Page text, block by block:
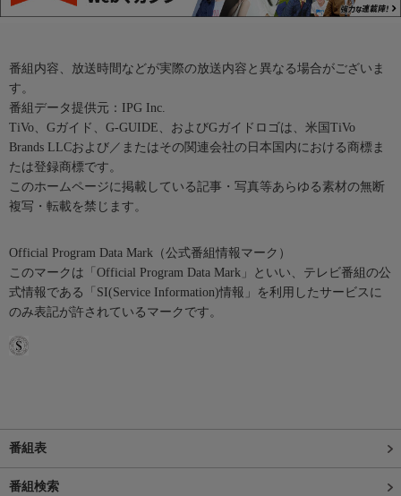
番組内容、放送時間などが実際の放送内容と異なる場合がございま
す。
番組データ提供元：IPG Inc.
TiVo、Gガイド、G-GUIDE、およびGガイドロゴは、米国TiVo
Brands LLCおよび／またはその関連会社の日本国内における商標ま
たは登録商標です。
このホームページに掲載している記事・写真等あらゆる素材の無断
複写・転載を禁じます。
Official Program Data Mark（公式番組情報マーク）
このマークは「Official Program Data Mark」といい、テレビ番組の公
式情報である「SI(Service Information)情報」を利用したサービスに
のみ表記が許されているマークです。
番組表
番組検索